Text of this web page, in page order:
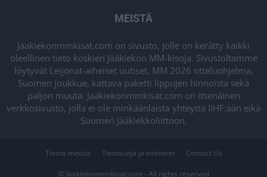
MEISTÄ
Jaakiekonmmkisat.com on sivusto, jolle on kerätty kaikki
oleellinen tieto koskien Jääkiekon MM-kisoja. Sivustoltamme
löytyvät Leijonat-aiheiset uutiset, MM 2026 otteluohjelma,
Suomen joukkue, kattava paketti lippujen hinnoista sekä
paljon muuta. Jaakiekonmmkisat.com on itsenäinen
verkkosivusto, jolla ei ole minkäänlaista yhteyttä IIHF:ään eikä
Suomen Jääkiekkoliittoon.
Tietoa meistä Tietosuoja ja evästeet Contact Us
© Jaakiekonmmkisat.com - All rights reserved